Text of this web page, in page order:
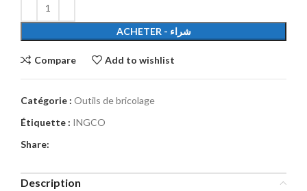
ACHETER - شراء
Compare Add to wishlist
Catégorie : Outils de bricolage
Étiquette : INGCO
Share:
Description